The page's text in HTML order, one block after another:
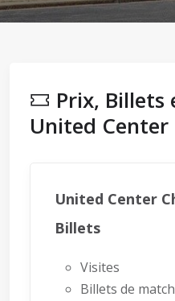
Prix, Billets
United Center
United Center
Billets
Visites
Billets de match